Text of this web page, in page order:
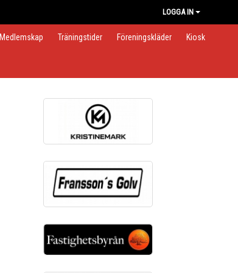
LOGGA IN
Medlemskap Träningstider Föreningskläder Kiosk